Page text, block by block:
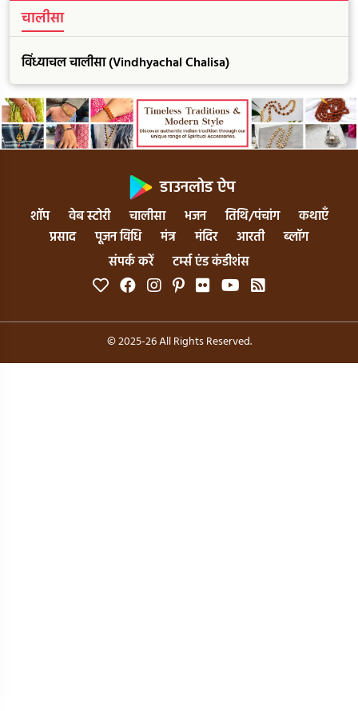
चालीसा
विंध्याचल चालीसा (Vindhyachal Chalisa)
डाउनलोड ऐप
शॉप वेब स्टोरी चालीसा भजन तिथि/पंचांग
कथाएँ
प्रसाद
पूजन विधि मंत्र मंदिर आरती
ब्लॉग
संपर्क करें
टर्म्स एंड कंडीशंस
© 2025-26 All Rights Reserved.